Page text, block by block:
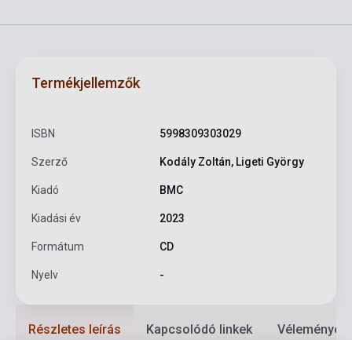
Termékjellemzők
ISBN 5998309303029
Szerző Kodály Zoltán, Ligeti György
Kiadó BMC
Kiadási év 2023
Formátum CD
Nyelv -
Részletes leírás Kapcsolódó linkek Vélemények